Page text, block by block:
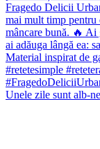
Unele zile sunt alb-